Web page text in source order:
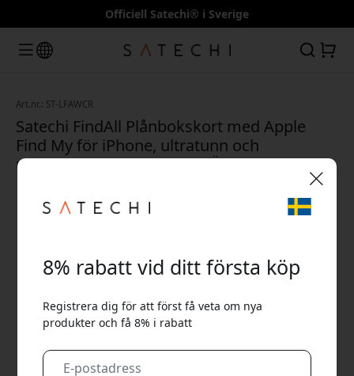
Officiell Satechi® i Sverige
Art.nr.: ST-LFAWCR
Satechi FindAll Plånbokskort med Apple
Find My för iPhone, ultratunn och
uppladdningsbar tracker - Ökenrosa
8% rabatt vid ditt första köp
Registrera dig för att först få veta om nya
produkter och få 8% i rabatt
🎉 Din rabattkod: